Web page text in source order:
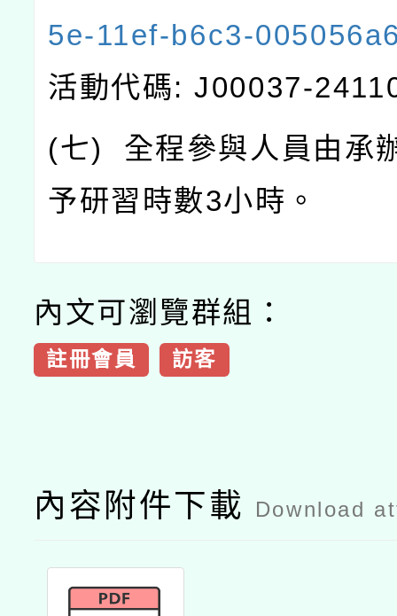
5e-11ef-b6c3-
活動代碼: J00037-
(七) 全程參與人員由承
予研習時數3小時。
內文可瀏覽群組：
註冊會員 訪客
內容附件下載 Download